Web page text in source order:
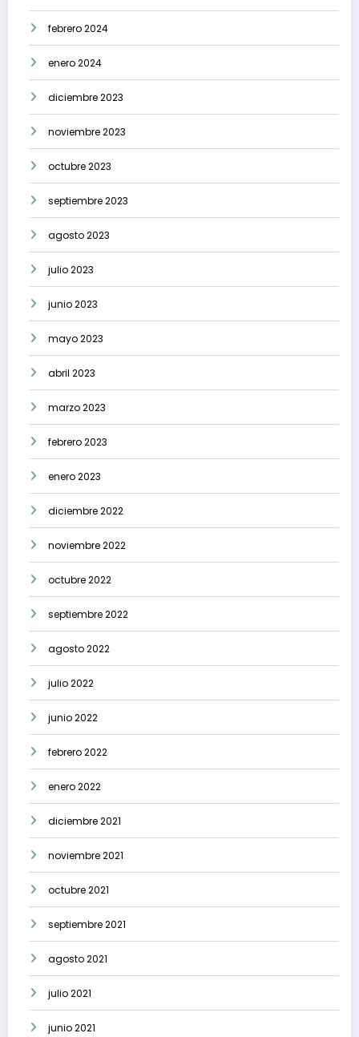
febrero 2024
enero 2024
diciembre 2023
noviembre 2023
octubre 2023
septiembre 2023
agosto 2023
julio 2023
junio 2023
mayo 2023
abril 2023
marzo 2023
febrero 2023
enero 2023
diciembre 2022
noviembre 2022
octubre 2022
septiembre 2022
agosto 2022
julio 2022
junio 2022
febrero 2022
enero 2022
diciembre 2021
noviembre 2021
octubre 2021
septiembre 2021
agosto 2021
julio 2021
junio 2021